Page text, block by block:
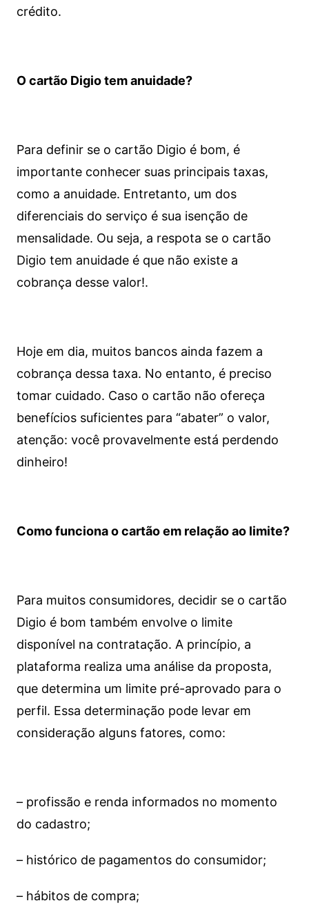
crédito.
O cartão Digio tem anuidade?
Para definir se o cartão Digio é bom, é
importante conhecer suas principais taxas,
como a anuidade. Entretanto, um dos
diferenciais do serviço é sua isenção de
mensalidade. Ou seja, a respota se o cartão
Digio tem anuidade é que não existe a
cobrança desse valor!.
Hoje em dia, muitos bancos ainda fazem a
cobrança dessa taxa. No entanto, é preciso
tomar cuidado. Caso o cartão não ofereça
benefícios suficientes para “abater” o valor,
atenção: você provavelmente está perdendo
dinheiro!
Como funciona o cartão em relação ao limite?
Para muitos consumidores, decidir se o cartão
Digio é bom também envolve o limite
disponível na contratação. A princípio, a
plataforma realiza uma análise da proposta,
que determina um limite pré-aprovado para o
perfil. Essa determinação pode levar em
consideração alguns fatores, como:
– profissão e renda informados no momento
do cadastro;
– histórico de pagamentos do consumidor;
– hábitos de compra;